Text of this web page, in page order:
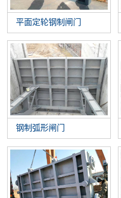
平面定轮钢制闸门
钢制弧形闸门